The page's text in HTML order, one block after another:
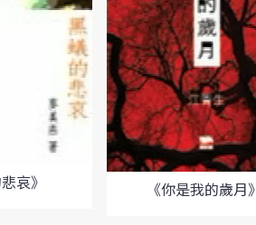
哀》 《你是我的歲月》